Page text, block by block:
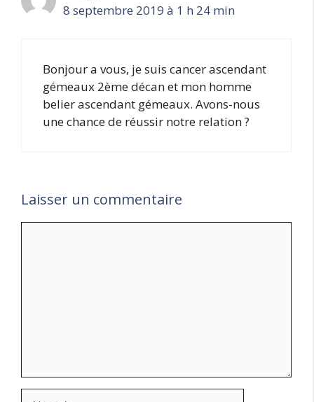
8 septembre 2019 à 1 h 24 min
Bonjour a vous, je suis cancer ascendant
gémeaux 2ème décan et mon homme
belier ascendant gémeaux. Avons-nous
une chance de réussir notre relation ?
Laisser un commentaire